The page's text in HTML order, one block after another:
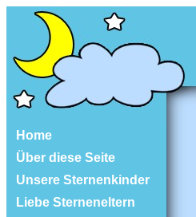
Home
Über diese Seite
Unsere Sternenkinder
Liebe Sterneneltern